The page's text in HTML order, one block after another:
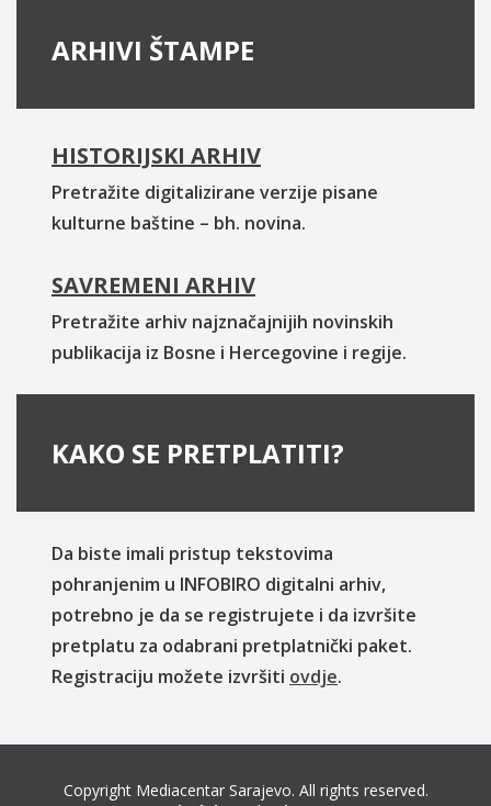
ARHIVI ŠTAMPE
HISTORIJSKI ARHIV
Pretražite digitalizirane verzije pisane
kulturne baštine – bh. novina.
SAVREMENI ARHIV
Pretražite arhiv najznačajnijih novinskih
publikacija iz Bosne i Hercegovine i regije.
KAKO SE PRETPLATITI?
Da biste imali pristup tekstovima
pohranjenim u INFOBIRO digitalni arhiv,
potrebno je da se registrujete i da izvršite
pretplatu za odabrani pretplatnički paket.
Registraciju možete izvršiti ovdje.
Copyright Mediacentar Sarajevo. All rights reserved.